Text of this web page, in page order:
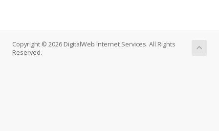
Copyright © 2026 DigitalWeb Internet Services. All Rights
Reserved.